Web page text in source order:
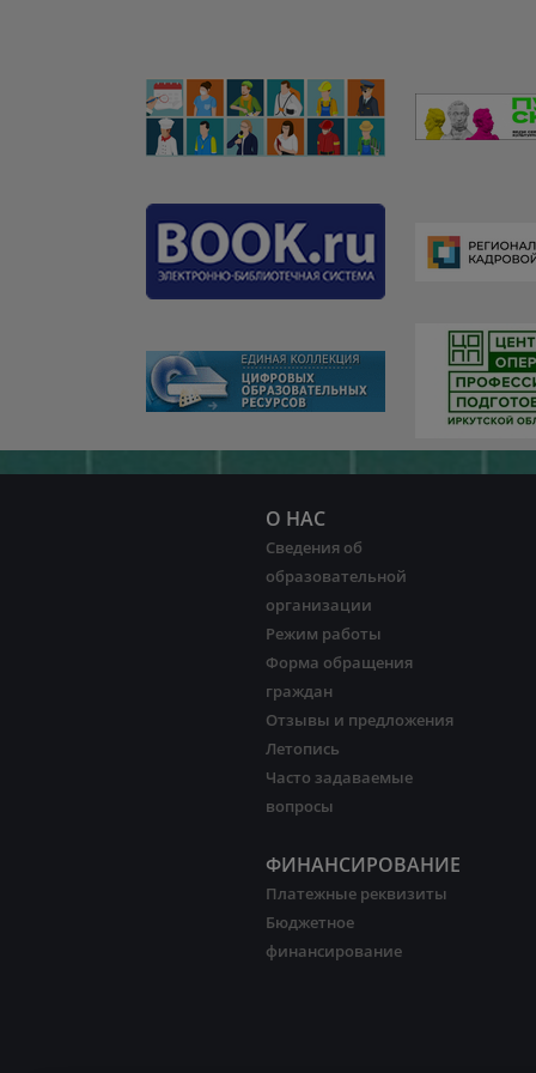
О НАС
Сведения об
образовательной
организации
Режим работы
Форма обращения
граждан
Отзывы и предложения
Летопись
Часто задаваемые
вопросы
ФИНАНСИРОВАНИЕ
Платежные реквизиты
Бюджетное
финансирование